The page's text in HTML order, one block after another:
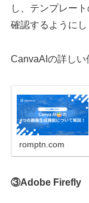
し、テンプレー
確認するようにし
CanvaAIの詳しい
romptn.com
③Adobe Firefly